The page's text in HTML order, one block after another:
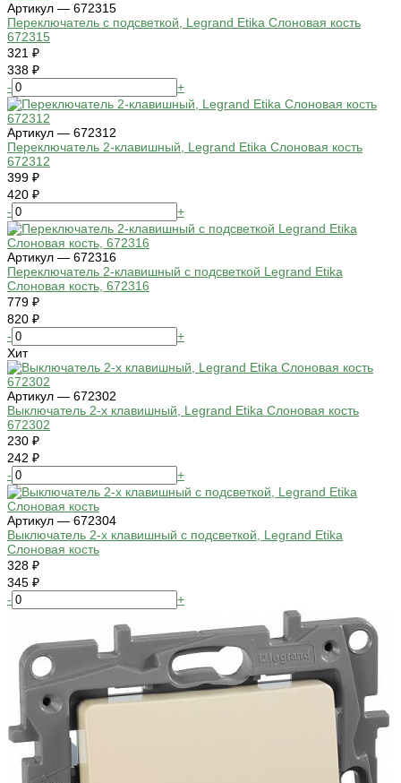
Артикул — 672315
Переключатель с подсветкой, Legrand Etika Слоновая кость
672315
321 ₽
338 ₽
-
+
Артикул — 672312
Переключатель 2-клавишный, Legrand Etika Слоновая кость
672312
399 ₽
420 ₽
-
+
Артикул — 672316
Переключатель 2-клавишный с подсветкой Legrand Etika
Слоновая кость, 672316
779 ₽
820 ₽
-
+
Хит
Артикул — 672302
Выключатель 2-х клавишный, Legrand Etika Слоновая кость
672302
230 ₽
242 ₽
-
+
Артикул — 672304
Выключатель 2-х клавишный с подсветкой, Legrand Etika
Слоновая кость
328 ₽
345 ₽
-
+